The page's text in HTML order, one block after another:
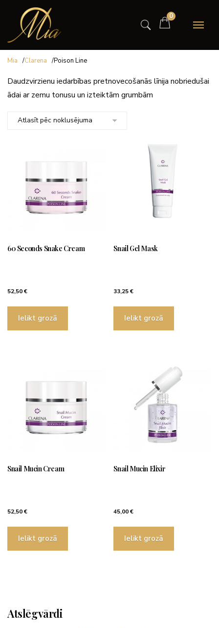
0
Mia /Clarena /Poison Line
Daudzvirzienu iedarbības pretnovecošanās līnija nobriedušai
ādai ar zemu tonusu un izteiktām grumbām
60 Seconds Snake Cream
52,50€
Ielikt grozā
Snail Gel Mask
33,25€
Ielikt grozā
Snail Mucin Cream
52,50€
Ielikt grozā
Snail Mucin Elixir
45,00€
Ielikt grozā
Atslēgvārdi